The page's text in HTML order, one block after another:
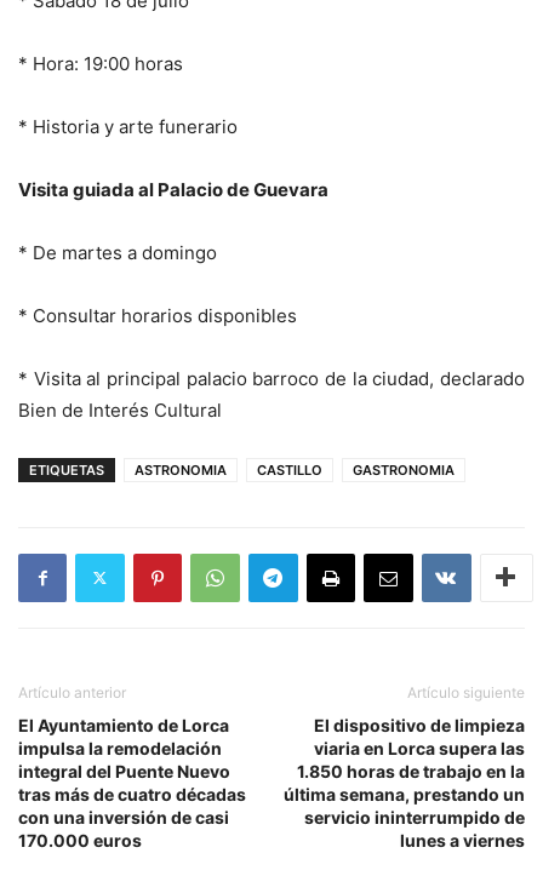
* Hora: 19:00 horas
* Historia y arte funerario
Visita guiada al Palacio de Guevara
* De martes a domingo
* Consultar horarios disponibles
* Visita al principal palacio barroco de la ciudad, declarado
Bien de Interés Cultural
ETIQUETAS ASTRONOMIA CASTILLO GASTRONOMIA
Artículo anterior
El Ayuntamiento de Lorca
impulsa la remodelación
integral del Puente Nuevo
tras más de cuatro décadas
con una inversión de casi
170.000 euros
Artículo siguiente
El dispositivo de limpieza
viaria en Lorca supera las
1.850 horas de trabajo en la
última semana, prestando un
servicio ininterrumpido de
lunes a viernes